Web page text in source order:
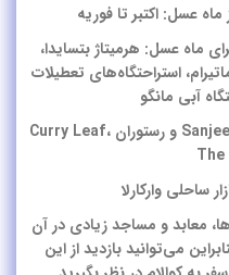
ماه عسل: اکتبر تا فوریه
ماه عسل: هرمیتاژ بتسایدا،
استراحتگاه‌های تعطیلات
آبی مانگو
رستوران‌های معروف: رستوران Sanjeevni و رستوران Curry Leaf،
ساحلی وارکارلا
معابد و مساجد زیادی در آن
می‌توانید بازدید از این